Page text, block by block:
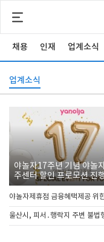
채용 인재 업계소식
업계소식
야놀자17주년 기념 야놀
주센터 할인 프로모션 진
야놀자제휴점 금융혜택제공 위
울산시, 피서․행락지 주변 불법